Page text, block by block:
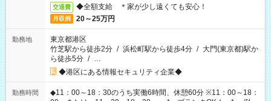
交通費 ◆全額支給 ＊家が少し遠くても安心！
月収例 20～25万円
勤務地
東京都港区
竹芝駅から徒歩2分 / 浜松町駅から徒歩4分 / 大門(東京都)駅か
ら徒歩5分 / …
◆港区にある情報セキュリティ企業◆
勤務時間
◆11：00～18：30のうち実働6時間、休憩60分 ※11：00～18：